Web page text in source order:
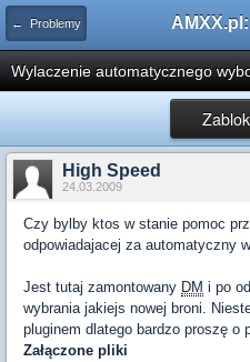
← Problemy
Wylaczenie automatycznego
High Speed
24.03.2009
Czy bylby ktos w stanie pomoc
odpowiadajacej za automatyczny
Jest tutaj zamontowany DM i po
wybrania jakiejs nowej broni.
pluginem dlatego bardzo proszę o
Załączone pliki